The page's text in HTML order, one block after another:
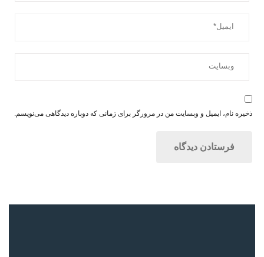
ذخیره نام، ایمیل و وبسایت من در مرورگر برای زمانی که دوباره دیدگاهی می‌نویسم.